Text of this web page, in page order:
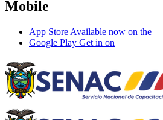
Mobile
App Store Available now on the
Google Play Get in on